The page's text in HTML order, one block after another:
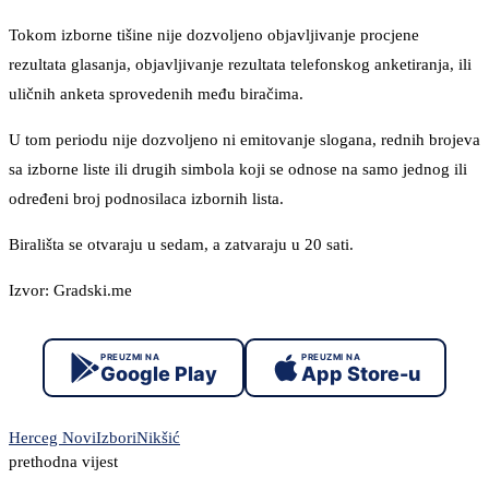
Tokom izborne tišine nije dozvoljeno objavljivanje procjene
rezultata glasanja, objavljivanje rezultata telefonskog anketiranja, ili
uličnih anketa sprovedenih među biračima.
U tom periodu nije dozvoljeno ni emitovanje slogana, rednih brojeva
sa izborne liste ili drugih simbola koji se odnose na samo jednog ili
određeni broj podnosilaca izbornih lista.
Birališta se otvaraju u sedam, a zatvaraju u 20 sati.
Izvor: Gradski.me
PREUZMI NA
Google Play
PREUZMI NA
App Store-u
Herceg NoviIzboriNikšić
prethodna vijest